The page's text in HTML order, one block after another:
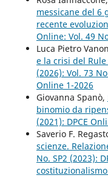
messicane del 6
recente
Online: Vol. 49
Luca Pietro
e la crisi del Rule
(2026): Vol. 73
Online 1-2026
Giovanna Spanò,
binomio da
(2021): DPCE
Saverio F.
scienze.
No. SP2 (2023):